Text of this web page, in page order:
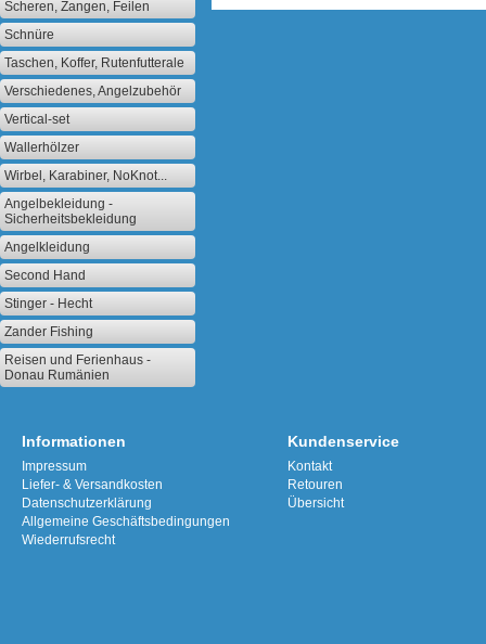
Scheren, Zangen, Feilen
Schnüre
Taschen, Koffer, Rutenfutterale
Verschiedenes, Angelzubehör
Vertical-set
Wallerhölzer
Wirbel, Karabiner, NoKnot...
Angelbekleidung -
Sicherheitsbekleidung
Angelkleidung
Second Hand
Stinger - Hecht
Zander Fishing
Reisen und Ferienhaus -
Donau Rumänien
Informationen
Impressum
Liefer- & Versandkosten
Datenschutzerklärung
Allgemeine Geschäftsbedingungen
Wiederrufsrecht
Kundenservice
Kontakt
Retouren
Übersicht